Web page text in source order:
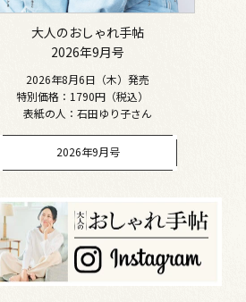
大人のおしゃれ手帖
2026年9月号
2026年8月6日（木）発売
特別価格：1790円（税込）
表紙の人：石田ゆり子さん
2026年9月号